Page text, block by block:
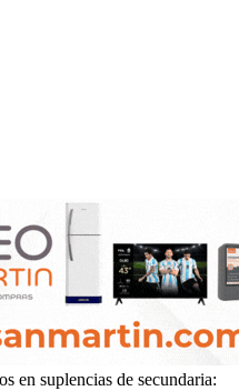
en suplencias de secundaria: